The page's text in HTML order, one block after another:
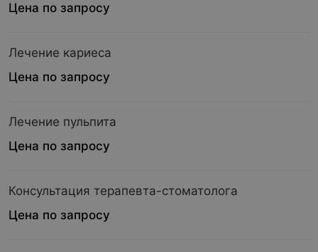
Цена по запросу
Лечение кариеса
Цена по запросу
Лечение пульпита
Цена по запросу
Консультация терапевта-стоматолога
Цена по запросу